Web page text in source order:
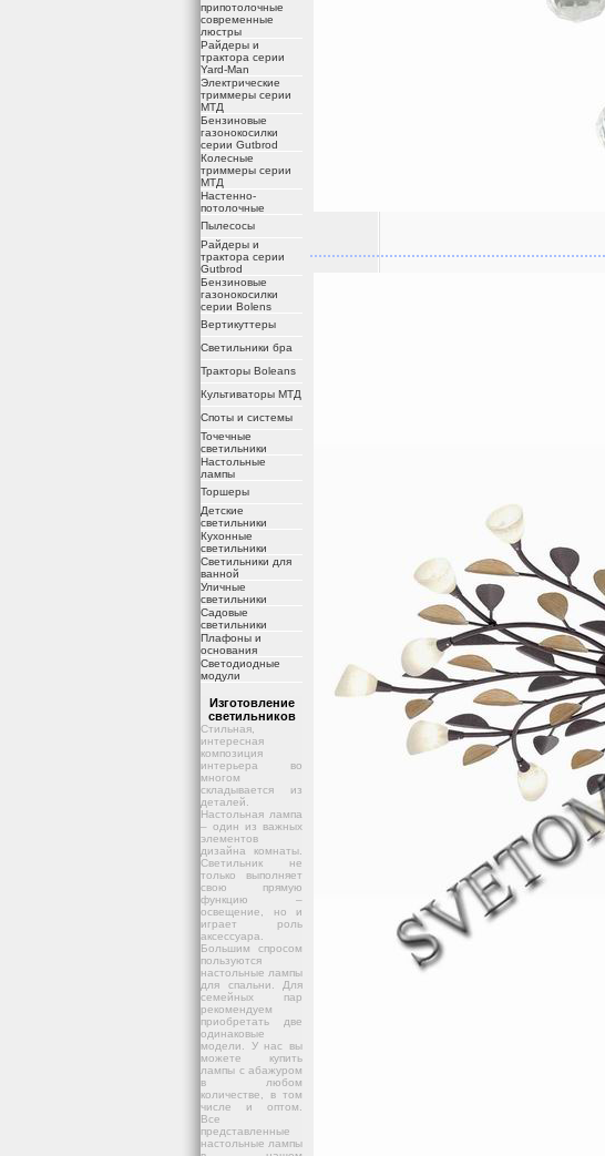
припотолочные
современные
люстры
Райдеры и
трактора серии
Yard-Man
Электрические
триммеры серии
МТД
Бензиновые
газонокосилки
серии Gutbrod
Колесные
триммеры серии
МТД
Настенно-
потолочные
Пылесосы
Райдеры и
трактора серии
Gutbrod
Бензиновые
газонокосилки
серии Bolens
Вертикуттеры
Светильники бра
Тракторы Boleans
Культиваторы МТД
Споты и системы
Точечные
светильники
Настольные
лампы
Торшеры
Детские
светильники
Кухонные
светильники
Светильники для
ванной
Уличные
светильники
Садовые
светильники
Плафоны и
основания
Светодиодные
модули
Изготовление
светильников
Стильная,
интересная
композиция
интерьера во
многом
складывается из
деталей.
Настольная лампа
– один из важных
элементов
дизайна комнаты.
Светильник не
только выполняет
свою прямую
функцию –
освещение, но и
играет роль
аксессуара.
Большим спросом
пользуются
настольные лампы
для спальни. Для
семейных пар
рекомендуем
приобретать две
одинаковые
модели. У нас вы
можете купить
лампы с абажуром
в любом
количестве, в том
числе и оптом.
Все
представленные
настольные лампы